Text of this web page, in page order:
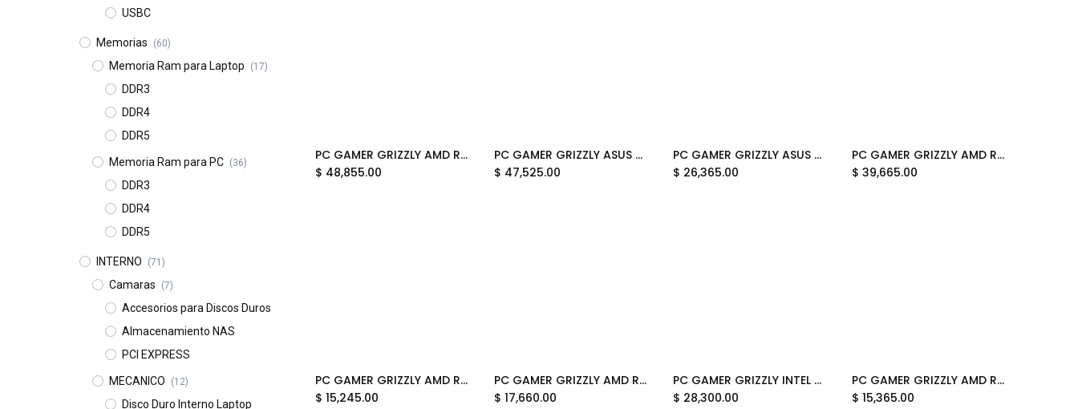
USBC
Memorias (60)
Memoria Ram para Laptop (17)
DDR3
DDR4
DDR5
Memoria Ram para PC (36)
DDR3
DDR4
DDR5
INTERNO (71)
Camaras (7)
Accesorios para Discos Duros
Almacenamiento NAS
PCI EXPRESS
MECANICO (12)
Disco Duro Interno Laptop
Add to Cart
PC GAMER GRIZZLY AMD RYZEN 7 9850X3D 4.7GHZ RX9070XT 32GB M.2 2TB WIFI BT PG-AMD101 12 MESES DE GARANTIA
$ 48,855.00
Add to Cart
PC GAMER GRIZZLY ASUS EDITION INTEL ULTRA 7265 5.3GHZ RTX5070 32GB M.2 2TB WIFI BT PG-INTEL094 12 MESES DE GARANTIA
$ 47,525.00
Add to Cart
PC GAMER GRIZZLY ASUS EDITION AMD RYZEN 7 5700X 4.6GHZ RTX5060 32GB NVME 1TB WIFI BT PG-AMD100 12 MESES DE GARANTIA
$ 26,365.00
Add to Cart
PC GAMER GRIZZLY AMD RYZEN 7 7700 5.3GHZ RTX5070 32GB NVME 2TB WIFI BT PG-AMD099 12 MESES DE GARANTIA
$39,665.00
Add to Cart
PC GAMER GRIZZLY AMD RYZEN 5 8500G 3.5GHZ 32GB M.2 1TB WIFI BT PG-AMD098 12 MESES DE GARANTIA
$ 15,245.00
Add to Cart
PC GAMER GRIZZLY AMD RYZEN 5 8500G 3.5GHZ 32GB M.2 1TB MONITOR 27" KIT TECLADO Y MOUSE WIFI BT PG-AMD097 12 MESES DE GARANTIA
$ 17,660.00
Add to Cart
PC GAMER GRIZZLY INTEL CORE I7 12700KF 5.0GHZ RTX5060 32GB NVME 2TB WIFI BT PG-INTEL093 12 MESES DE GARANTIA
$ 28,300.00
Add to Cart
PC GAMER GRIZZLY AMD RYZEN 5 8600G 4.3GHZ 32GB M.2 1TB WIFI BT PG-AMD096 13 MESES DE GARANTIA
$15,365.00